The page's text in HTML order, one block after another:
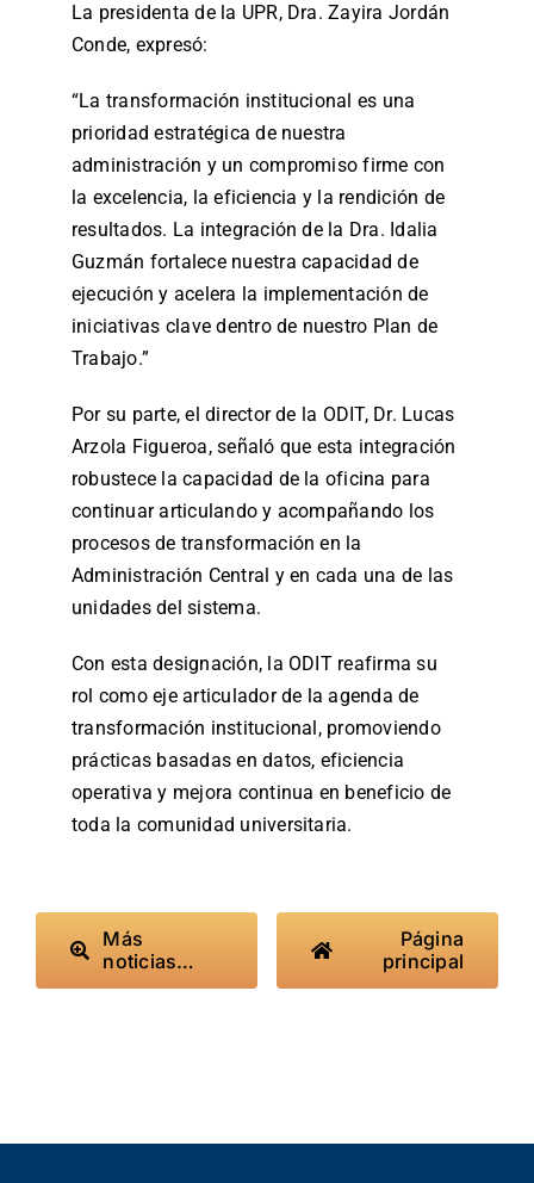
La presidenta de la UPR, Dra. Zayira Jordán
Conde, expresó:
“La transformación institucional es una
prioridad estratégica de nuestra
administración y un compromiso firme con
la excelencia, la eficiencia y la rendición de
resultados. La integración de la Dra. Idalia
Guzmán fortalece nuestra capacidad de
ejecución y acelera la implementación de
iniciativas clave dentro de nuestro Plan de
Trabajo.”
Por su parte, el director de la ODIT, Dr. Lucas
Arzola Figueroa, señaló que esta integración
robustece la capacidad de la oficina para
continuar articulando y acompañando los
procesos de transformación en la
Administración Central y en cada una de las
unidades del sistema.
Con esta designación, la ODIT reafirma su
rol como eje articulador de la agenda de
transformación institucional, promoviendo
prácticas basadas en datos, eficiencia
operativa y mejora continua en beneficio de
toda la comunidad universitaria.
Más
noticias…
Página
principal